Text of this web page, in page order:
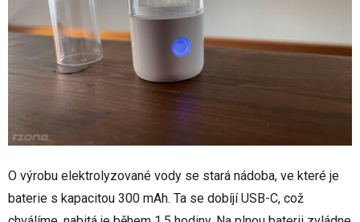
O výrobu elektrolyzované vody se stará nádoba, ve které je
baterie s kapacitou 300 mAh. Ta se dobíjí USB-C, což